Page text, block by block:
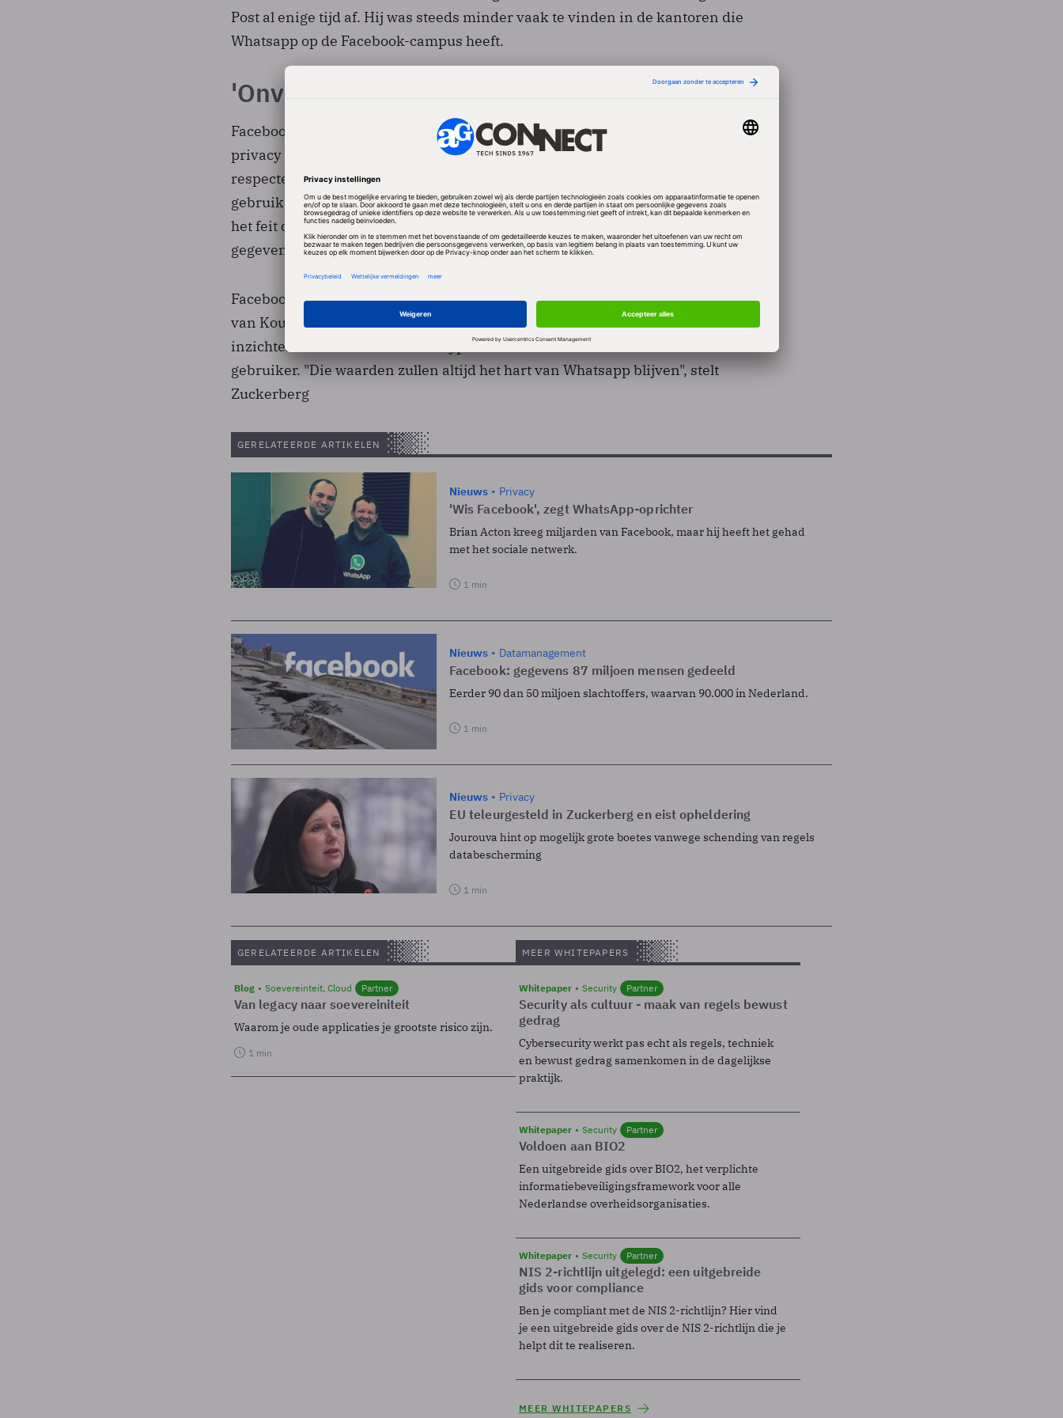
Post al enige tijd af. Hij was steeds minder vaak te vinden in de kantoren die
Whatsapp op de Facebook-campus heeft.
'Onvrede groeide'
Facebook heeft bij de overname bezworen dat de waarden met betrekking tot
privacy en databescherming die Koum en Acton nastreefden, zou
respecteren. Volgens The Washington Post groeide de onvrede rond het
gebruik van data als gevolg van de onthullingen hoe Facebook omging met
het feit dat derden zoals Cambridge Analytica, misbruik maakten van
gegevens van Facebook-gebruikers.
Facebook CEO Mark Zuckerberg plaatste een antwoord op de vertrek-post
van Koum door hem uitbundig te bedanken voor de samenwerking en de
inzichten over de inzet van encryptie en het centraal stellen van de
gebruiker. "Die waarden zullen altijd het hart van Whatsapp blijven", stelt
Zuckerberg
GERELATEERDE ARTIKELEN
Nieuws Privacy
'Wis Facebook', zegt WhatsApp-oprichter
Brian Acton kreeg miljarden van Facebook, maar hij heeft het gehad
met het sociale netwerk.
1 min
Nieuws Datamanagement
Facebook: gegevens 87 miljoen mensen gedeeld
Eerder 90 dan 50 miljoen slachtoffers, waarvan 90.000 in Nederland.
1 min
Nieuws Privacy
EU teleurgesteld in Zuckerberg en eist opheldering
Jourouva hint op mogelijk grote boetes vanwege schending van regels
databescherming
1 min
GERELATEERDE ARTIKELEN
Blog Soevereinteit, Cloud Partner
Van legacy naar soevereiniteit
Waarom je oude applicaties je grootste risico zijn.
1 min
MEER WHITEPAPERS
Whitepaper Security Partner
Security als cultuur - maak van regels bewust
gedrag
Cybersecurity werkt pas echt als regels, techniek
en bewust gedrag samenkomen in de dagelijkse
praktijk.
Whitepaper Security Partner
Voldoen aan BIO2
Een uitgebreide gids over BIO2, het verplichte
informatiebeveiligingsframework voor alle
Nederlandse overheidsorganisaties.
Whitepaper Security Partner
NIS 2-richtlijn uitgelegd: een uitgebreide
gids voor compliance
Ben je compliant met de NIS 2-richtlijn? Hier vind
je een uitgebreide gids over de NIS 2-richtlijn die je
helpt dit te realiseren.
MEER WHITEPAPERS